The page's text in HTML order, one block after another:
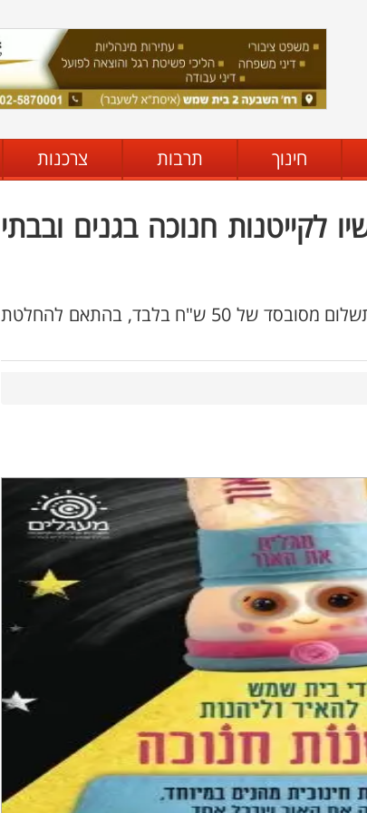
חינוך תרבות צרכנות
לקייטנות חנוכה בגנים ובבתי
ההשתתפות בקייטנה הינה ברישום מראש ובתשלום מסובסד של 50 ש"ח בלבד, בהתאם להחלטת